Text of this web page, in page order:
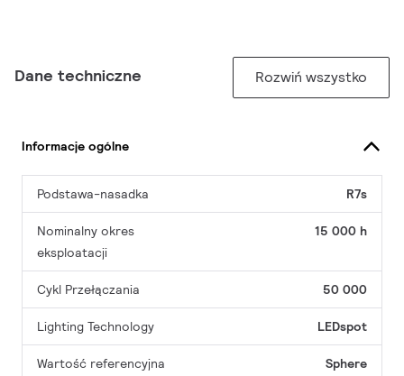
Dane techniczne Rozwiń wszystko
Informacje ogólne
Podstawa-nasadka R7s
Nominalny okres
eksploatacji
15 000 h
Cykl Przełączania 50 000
Lighting Technology LEDspot
Wartość referencyjna
Sphere